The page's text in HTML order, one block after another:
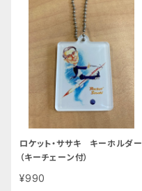
ロケット・ササキ キーホルダー
（キーチェーン付）
¥990